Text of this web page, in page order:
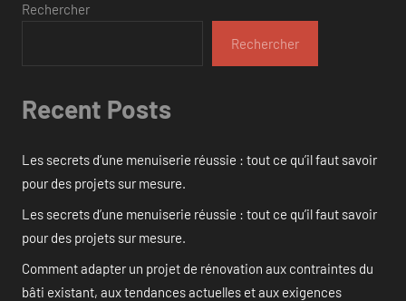
Rechercher
Rechercher
Recent Posts
Les secrets d’une menuiserie réussie : tout ce qu’il faut savoir
pour des projets sur mesure.
Les secrets d’une menuiserie réussie : tout ce qu’il faut savoir
pour des projets sur mesure.
Comment adapter un projet de rénovation aux contraintes du
bâti existant, aux tendances actuelles et aux exigences